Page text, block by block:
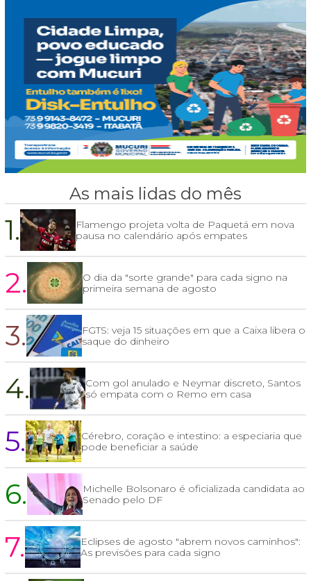
As mais lidas do mês
1.
Flamengo projeta volta de Paquetá em nova
pausa no calendário após empates
2.
O dia da "sorte grande" para cada signo na
primeira semana de agosto
3.
FGTS: veja 15 situações em que a Caixa libera o
saque do dinheiro
4.
Com gol anulado e Neymar discreto, Santos
só empata com o Remo em casa
5.
Cérebro, coração e intestino: a especiaria que
pode beneficiar a saúde
6.
Michelle Bolsonaro é oficializada candidata ao
Senado pelo DF
7.
Eclipses de agosto "abrem novos caminhos":
As previsões para cada signo